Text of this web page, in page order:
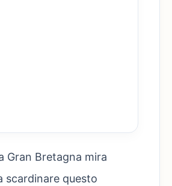
Gran Bretagna mira
scardinare questo